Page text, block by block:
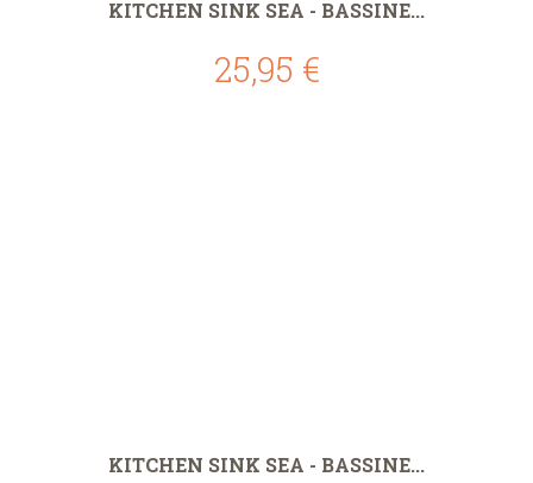
KITCHEN SINK SEA - BASSINE...
25,95 €
KITCHEN SINK SEA - BASSINE...